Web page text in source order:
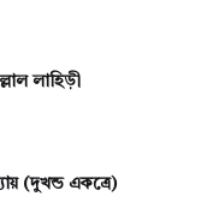
লাহিড়ী
(দুখন্ড একত্রে)